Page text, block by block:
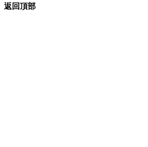
返回頂部